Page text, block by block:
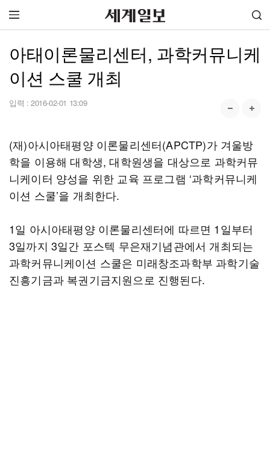
아태이론물리센터, 과학커뮤니케
이션 스쿨 개최
입력 : 2016-02-01 13:09
(재)아시아태평양 이론물리센터(APCTP)가 겨울방
학을 이용해 대학생, 대학원생을 대상으로 과학커뮤
니케이터 양성을 위한 교육 프로그램 ‘과학커뮤니케
이션 스쿨’을 개최한다.
1일 아시아태평양 이론물리센터에 따르면 1일부터
3일까지 3일간 포스텍 무은재기념관에서 개최되는
과학커뮤니케이션 스쿨은 미래창조과학부 과학기술
진흥기금과 복권기금지원으로 진행된다.